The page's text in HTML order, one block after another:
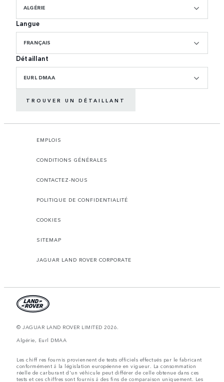
ALGÉRIE
Langue
FRANÇAIS
Détaillant
EURL DMAA
TROUVER UN DÉTAILLANT
EMPLOIS
CONDITIONS GÉNÉRALES
CONTACTEZ-NOUS
POLITIQUE DE CONFIDENTIALITÉ
COOKIES
SITEMAP
JAGUAR LAND ROVER CORPORATE
© JAGUAR LAND ROVER LIMITED 2026.
Algérie, Eurl DMAA
Les chiff res fournis proviennent de tests officiels effectués par le fabricant
conformément å la législation européenne en vigueur. La consommation
réelle de carburant d'un véhicule peut différer de celle obtenue dans ces
tests et ces chiffres sont fournis å des fins de comparaison uniquement. Les